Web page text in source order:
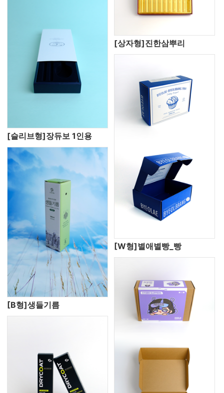
[슬리브형]장듀보 1인용
[상자형]진한삼뿌리
[B형]생들기름
[W형]별애별빵_빵